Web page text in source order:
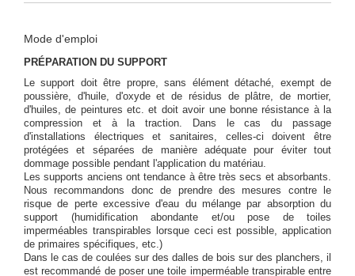
Mode d'emploi
PRÉPARATION DU SUPPORT
Le support doit être propre, sans élément détaché, exempt de
poussière, d'huile, d'oxyde et de résidus de plâtre, de mortier,
d'huiles, de peintures etc. et doit avoir une bonne résistance à la
compression et à la traction. Dans le cas du passage
d'installations électriques et sanitaires, celles-ci doivent être
protégées et séparées de manière adéquate pour éviter tout
dommage possible pendant l'application du matériau.
Les supports anciens ont tendance à être très secs et absorbants.
Nous recommandons donc de prendre des mesures contre le
risque de perte excessive d'eau du mélange par absorption du
support (humidification abondante et/ou pose de toiles
imperméables transpirables lorsque ceci est possible, application
de primaires spécifiques, etc.)
Dans le cas de coulées sur des dalles de bois sur des planchers, il
est recommandé de poser une toile imperméable transpirable entre